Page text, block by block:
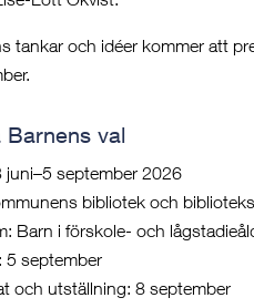
tankar och idéer kommer att
Barnens val
juni–5 september 2026
bibliotek och
Barn i förskole- och
5 september
och utställning: 8 september